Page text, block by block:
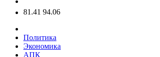
81.41 94.06
Политика
Экономика
АПК